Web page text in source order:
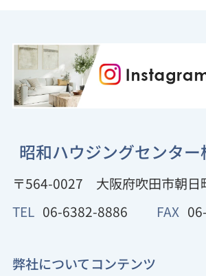
昭和ハウジングセンター
〒564-0027
大阪府吹田市朝
TEL 06-6382-8886 FAX
弊社について コンテンツ